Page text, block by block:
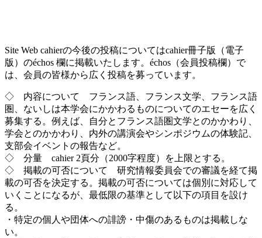
Site Web cahierの今後の投稿についてはcahier冊子版（電子
版）のéchos 欄に掲載いたします。échos（会員投稿欄）で
は、会員の皆様から広く投稿を募っています。
◇ 内容について フランス語、フランス文学、フランス語
圏、ないしは本学会にかかわるものについてのエセーを広く
募集する。例えば、自分とフランス語圏文学とのかかわり、
学会とのかかわり、内外の講演会やシンポジウムの体験記、
支部会イベントの報告など。
◇ 分量 cahier 2頁分（2000字程度）を上限とする。
◇ 掲載の可否について 研究情報委員会での審議を経て掲
載の可否を決定する。掲載の可否については個別に対応して
いくことになるが、最低限の基準として以下の項目を設け
る。
・特定の個人や団体への誹謗・中傷のあるものは掲載しな
い。